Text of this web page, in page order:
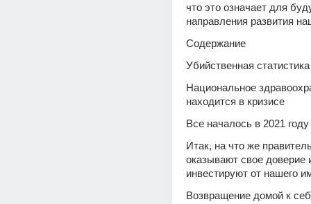
что это означает для
направления развития
Содержание
Убийственная
Национальное
находится в кризисе
Все началось в 2021 году
Итак, на что же
оказывают свое доверие
инвестируют от нашего
Возвращение домой к